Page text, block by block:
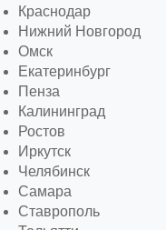
Краснодар
Нижний Новгород
Омск
Екатеринбург
Пенза
Калининград
Ростов
Иркутск
Челябинск
Самара
Ставрополь